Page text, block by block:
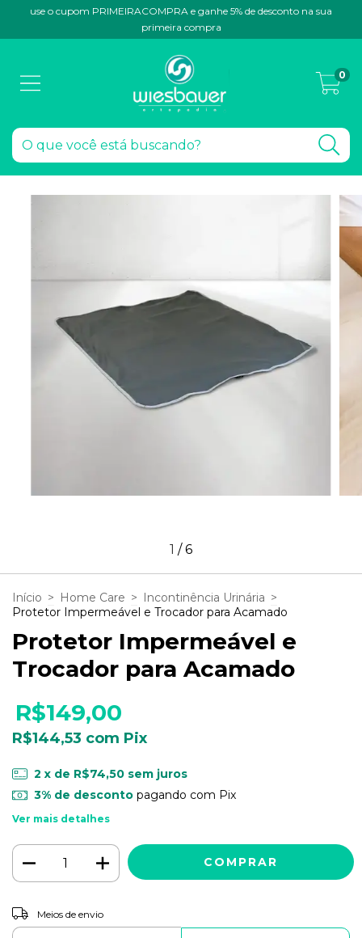
use o cupom PRIMEIRACOMPRA e ganhe 5% de desconto na sua
primeira compra
0
1 /6
Início > Home Care > Incontinência Urinária >
Protetor Impermeável e Trocador para Acamado
Protetor Impermeável e
Trocador para Acamado
R$149,00
R$144,53 com Pix
2 x de R$74,50 sem juros
3% de descontopagando com Pix
Ver mais detalhes
Entregas para o CEP:
Meios de envio